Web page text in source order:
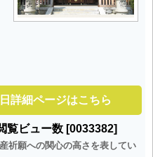
詳細ページはこちら
覧ビュー数 [0033382]
祈願への関心の高さを表してい